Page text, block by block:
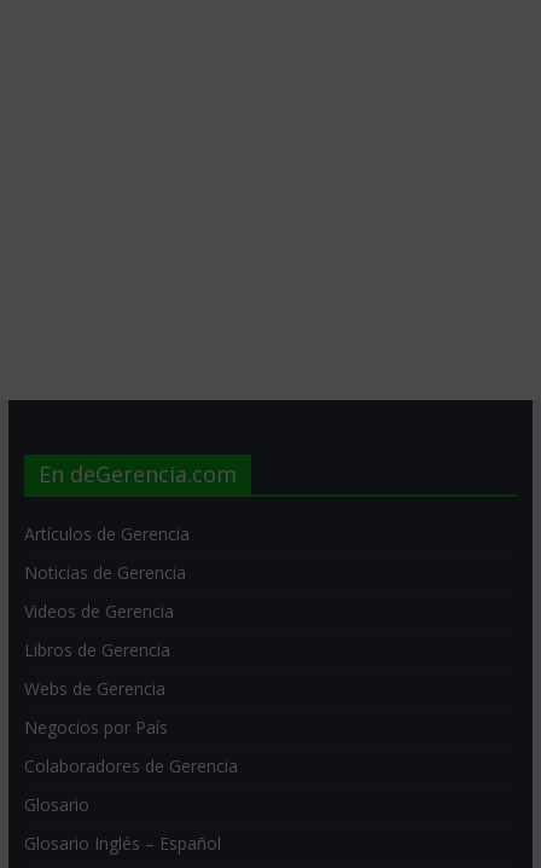
En deGerencia.com
Artículos de Gerencia
Noticias de Gerencia
Videos de Gerencia
Libros de Gerencia
Webs de Gerencia
Negocios por País
Colaboradores de Gerencia
Glosario
Glosario Inglés – Español